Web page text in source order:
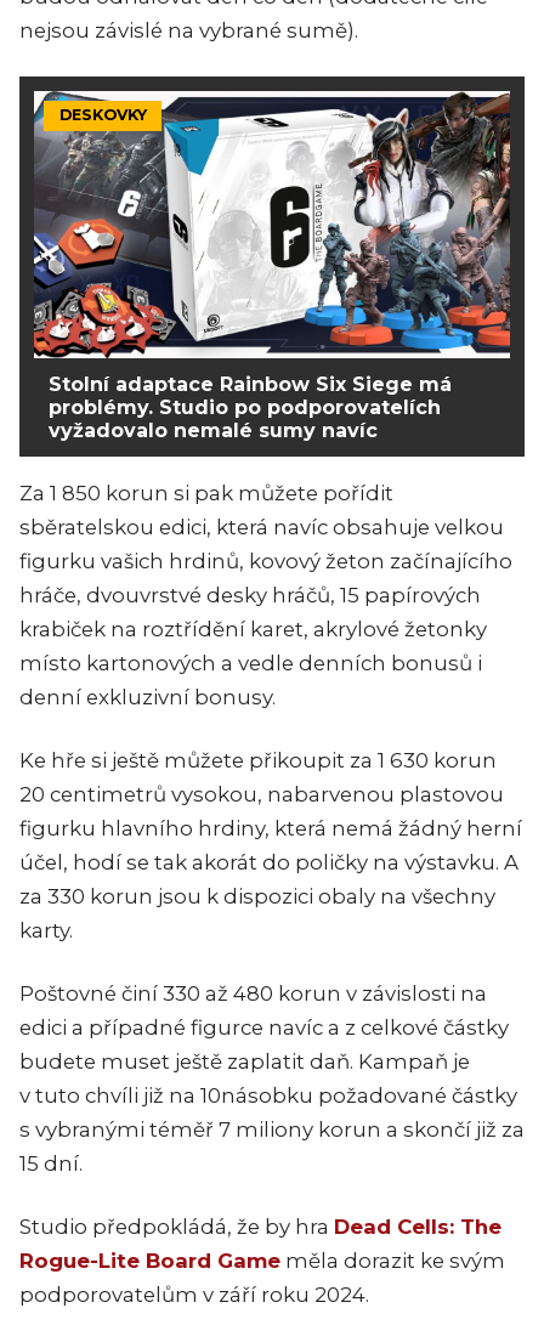
nejsou závislé na vybrané sumě).
DESKOVKY
Stolní adaptace Rainbow Six Siege má
problémy. Studio po podporovatelích
vyžadovalo nemalé sumy navíc
Za 1 850 korun si pak můžete pořídit
sběratelskou edici, která navíc obsahuje velkou
figurku vašich hrdinů, kovový žeton začínajícího
hráče, dvouvrstvé desky hráčů, 15 papírových
krabiček na roztřídění karet, akrylové žetonky
místo kartonových a vedle denních bonusů i
denní exkluzivní bonusy.
Ke hře si ještě můžete přikoupit za 1 630 korun
20 centimetrů vysokou, nabarvenou plastovou
figurku hlavního hrdiny, která nemá žádný herní
účel, hodí se tak akorát do poličky na výstavku. A
za 330 korun jsou k dispozici obaly na všechny
karty.
Poštovné činí 330 až 480 korun v závislosti na
edici a případné figurce navíc a z celkové částky
budete muset ještě zaplatit daň. Kampaň je
v tuto chvíli již na 10násobku požadované částky
s vybranými téměř 7 miliony korun a skončí již za
15 dní.
Studio předpokládá, že by hra Dead Cells: The
Rogue-Lite Board Game měla dorazit ke svým
podporovatelům v září roku 2024.